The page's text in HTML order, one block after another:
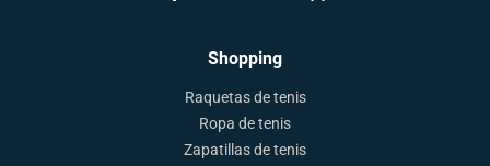
Shopping
Raquetas de tenis
Ropa de tenis
Zapatillas de tenis